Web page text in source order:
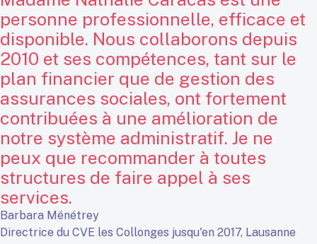
personne professionnelle, efficace et
disponible. Nous collaborons depuis
2010 et ses compétences, tant sur le
plan financier que de gestion des
assurances sociales, ont fortement
contribuées à une amélioration de
notre système administratif. Je ne
peux que recommander à toutes
structures de faire appel à ses
services.
Barbara Ménétrey
Directrice du CVE les Collonges jusqu'en 2017, Lausanne